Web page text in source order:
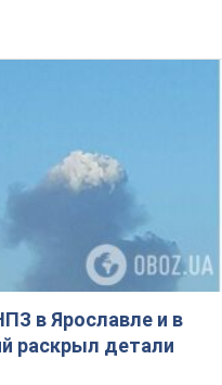
в Ярославле и в
раскрыл детали